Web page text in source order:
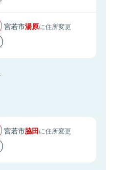
宮若市湯原に住所変更
宮若市脇田に住所変更